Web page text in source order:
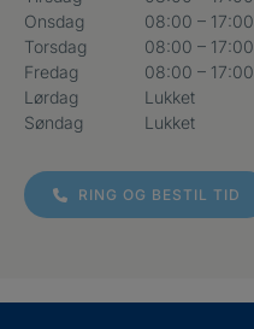
Onsdag
08:00 – 17:00
Torsdag
08:00 – 17:00
Fredag
08:00 – 17:00
Lørdag
Lukket
Søndag
Lukket
RING OG BESTIL TID